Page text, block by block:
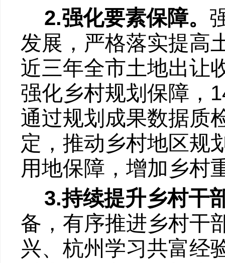
2.强化要素保障。
发展，严格落实提高
近三年全市土地出让
强化乡村规划保障，
通过规划成果数据质
定，推动乡村地区规
用地保障，增加乡村
3.持续提升乡村干
备，有序推进乡村干
兴、杭州学习共富经